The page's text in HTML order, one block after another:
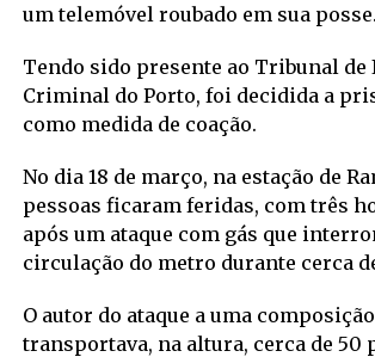
um telemóvel roubado em sua posse.
Tendo sido presente ao Tribunal de
Criminal do Porto, foi decidida a
como medida de coação.
No dia 18 de março, na estação de
pessoas ficaram feridas, com três
após um ataque com gás que
circulação do metro durante cerca
O autor do ataque a uma
transportava, na altura, cerca de 50